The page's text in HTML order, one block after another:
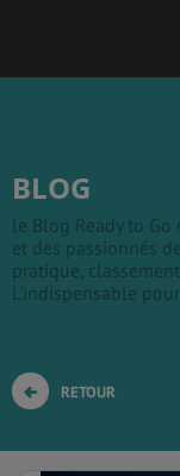
BLOG
le Blog Ready to
et des passionnés
pratique,
L'indispensable
RETOUR